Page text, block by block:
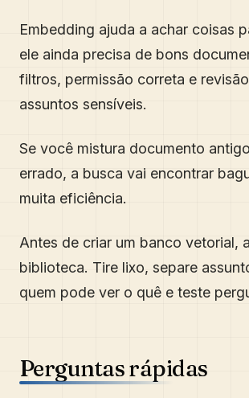
Embedding ajuda a achar coisas
ele ainda precisa de bons
filtros, permissão correta e
assuntos sensíveis.
Se você mistura documento
errado, a busca vai encontrar
muita eficiência.
Antes de criar um banco vetorial,
biblioteca. Tire lixo, separe
quem pode ver o quê e teste
Perguntas rápidas